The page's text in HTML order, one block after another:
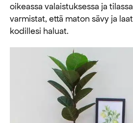
oikeassa valaistuksessa ja
varmistat, että maton sävy ja
kodillesi haluat.